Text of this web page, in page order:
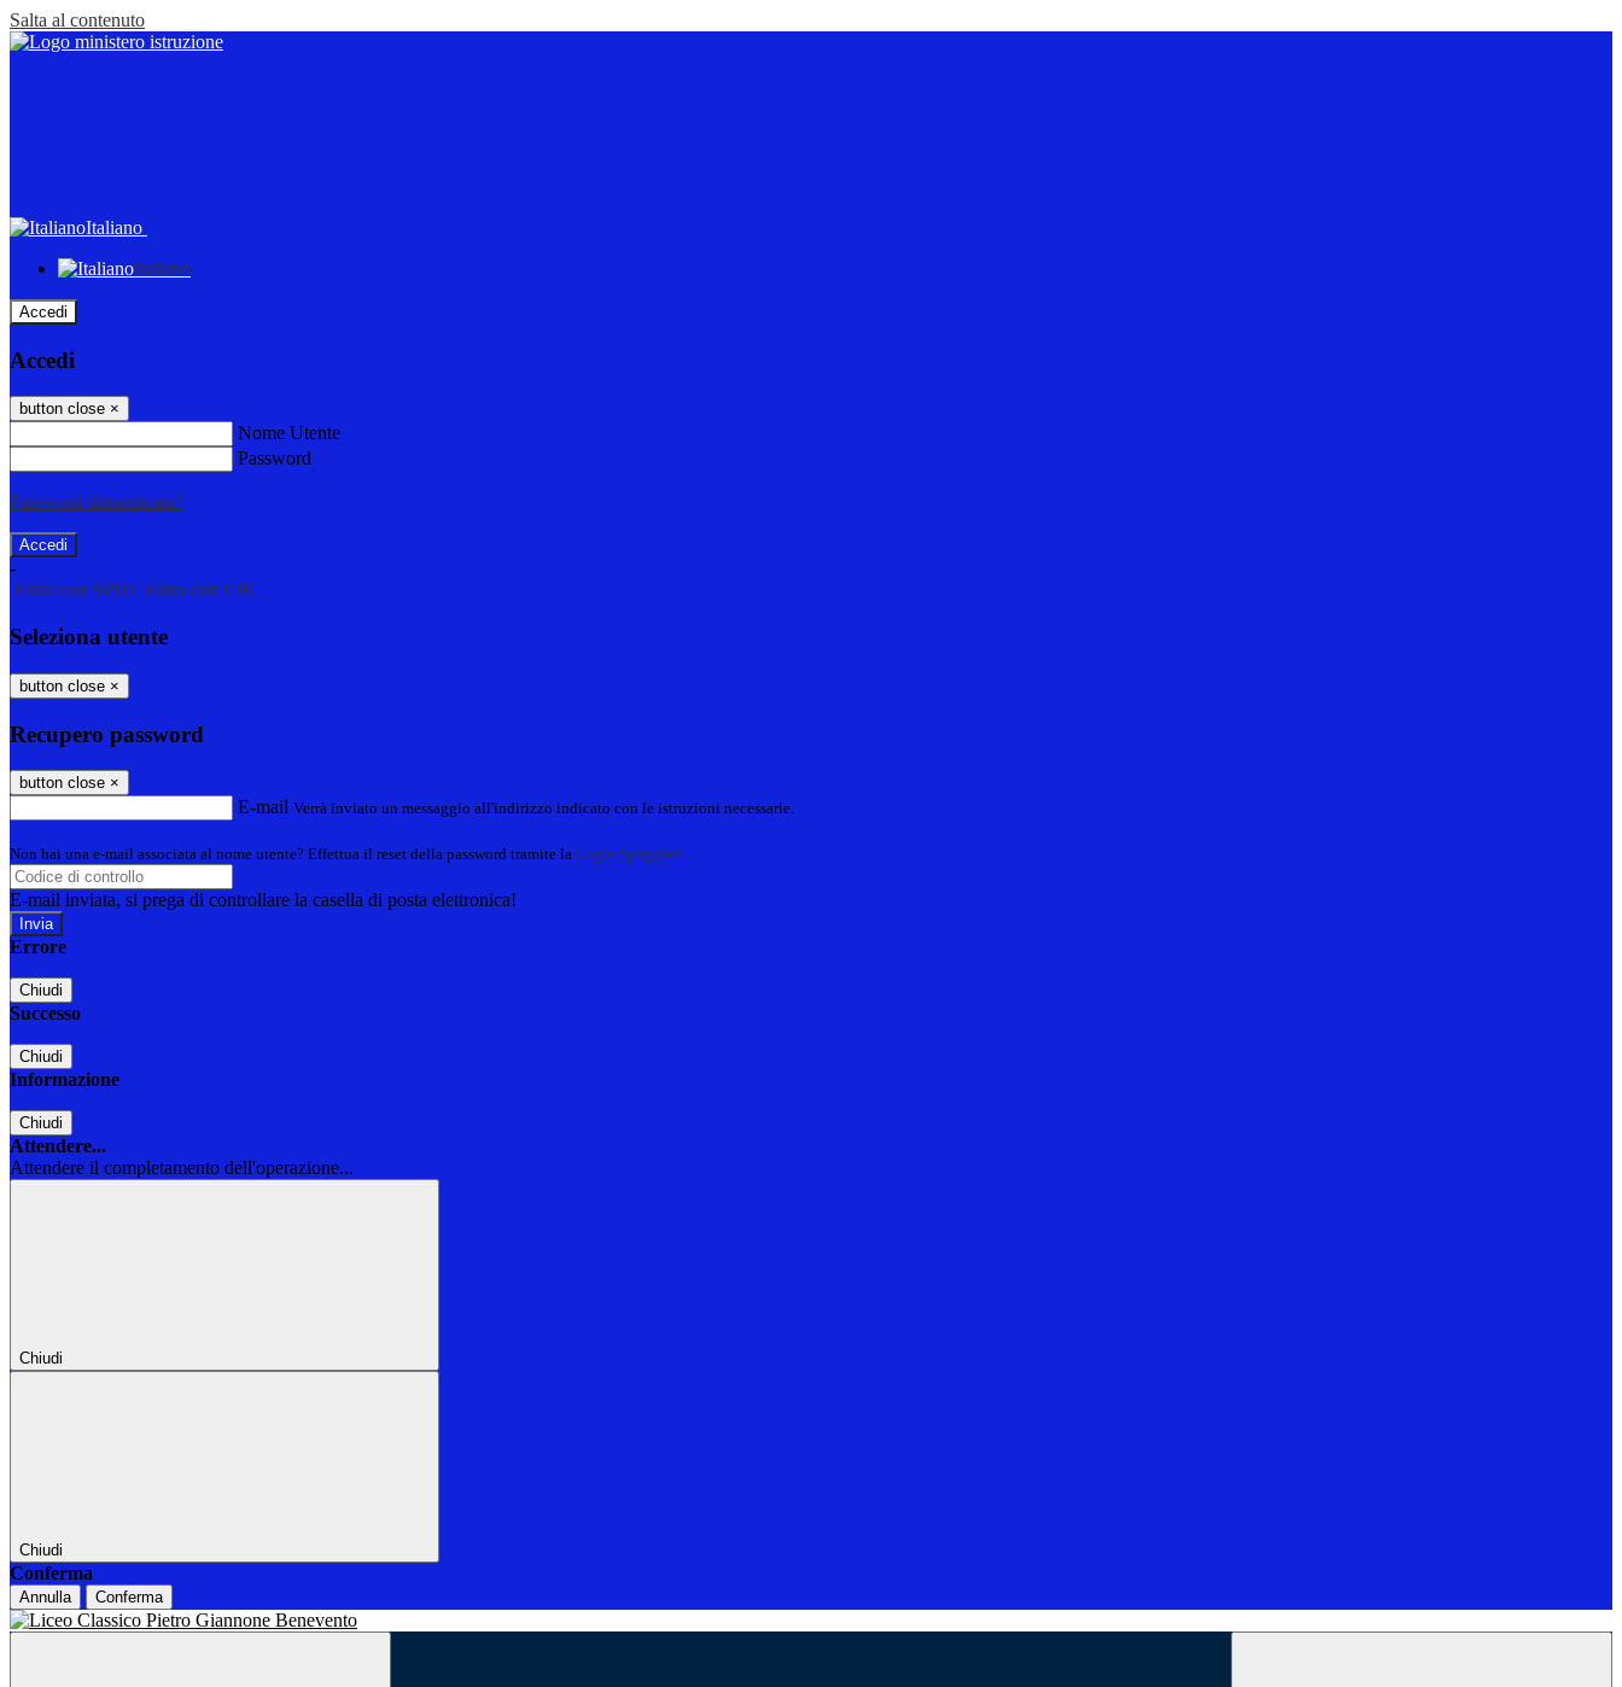
Salta al contenuto
Italiano
Italiano
Accedi
Accedi
button close ×
Nome Utente
Password
Password dimenticata?
-
Entra con SPID Entra con CIE
Seleziona utente
button close ×
Recupero password
button close ×
E-mail Verrà inviato un messaggio all'indirizzo indicato con le istruzioni necessarie.
Non hai una e-mail associata al nome utente? Effettua il reset della password tramite la Login Spaggiari
E-mail inviata, si prega di controllare la casella di posta elettronica!
Errore
Chiudi
Successo
Chiudi
Informazione
Chiudi
Attendere...
Attendere il completamento dell'operazione...
Chiudi
Chiudi
Conferma
Annulla Conferma